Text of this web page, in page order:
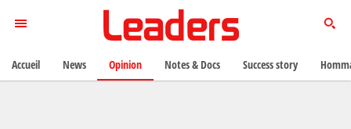
Accueil News Opinion Notes & Docs Success story